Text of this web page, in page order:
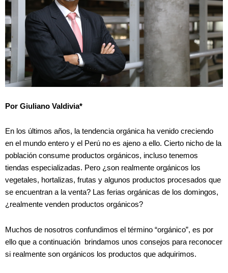
Por Giuliano Valdivia*
En los últimos años, la tendencia orgánica ha venido creciendo
en el mundo entero y el Perú no es ajeno a ello. Cierto nicho de la
población consume productos orgánicos, incluso tenemos
tiendas especializadas. Pero ¿son realmente orgánicos los
vegetales, hortalizas, frutas y algunos productos procesados que
se encuentran a la venta? Las ferias orgánicas de los domingos,
¿realmente venden productos orgánicos?
Muchos de nosotros confundimos el término “orgánico”, es por
ello que a continuación brindamos unos consejos para reconocer
si realmente son orgánicos los productos que adquirimos.